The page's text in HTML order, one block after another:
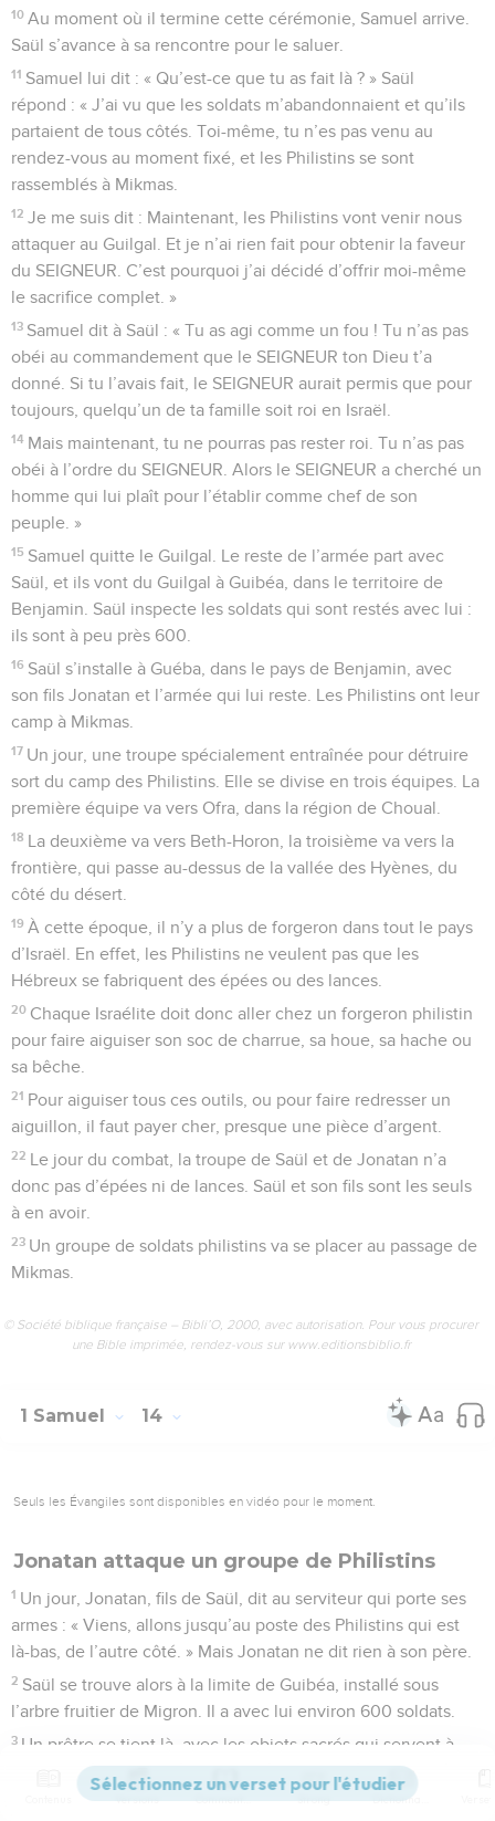
10 Au moment où il termine cette cérémonie, Samuel arrive.
Saül s’avance à sa rencontre pour le saluer.
11 Samuel lui dit : « Qu’est-ce que tu as fait là ? » Saül
répond : « J’ai vu que les soldats m’abandonnaient et qu’ils
partaient de tous côtés. Toi-même, tu n’es pas venu au
rendez-vous au moment fixé, et les Philistins se sont
rassemblés à Mikmas.
12 Je me suis dit : Maintenant, les Philistins vont venir nous
attaquer au Guilgal. Et je n’ai rien fait pour obtenir la faveur
du SEIGNEUR. C’est pourquoi j’ai décidé d’offrir moi-même
le sacrifice complet. »
13 Samuel dit à Saül : « Tu as agi comme un fou ! Tu n’as pas
obéi au commandement que le SEIGNEUR ton Dieu t’a
donné. Si tu l’avais fait, le SEIGNEUR aurait permis que pour
toujours, quelqu’un de ta famille soit roi en Israël.
14 Mais maintenant, tu ne pourras pas rester roi. Tu n’as pas
obéi à l’ordre du SEIGNEUR. Alors le SEIGNEUR a cherché un
homme qui lui plaît pour l’établir comme chef de son
peuple. »
15 Samuel quitte le Guilgal. Le reste de l’armée part avec
Saül, et ils vont du Guilgal à Guibéa, dans le territoire de
Benjamin. Saül inspecte les soldats qui sont restés avec lui :
ils sont à peu près 600.
16 Saül s’installe à Guéba, dans le pays de Benjamin, avec
son fils Jonatan et l’armée qui lui reste. Les Philistins ont leur
camp à Mikmas.
17 Un jour, une troupe spécialement entraînée pour détruire
sort du camp des Philistins. Elle se divise en trois équipes. La
première équipe va vers Ofra, dans la région de Choual.
18 La deuxième va vers Beth-Horon, la troisième va vers la
frontière, qui passe au-dessus de la vallée des Hyènes, du
côté du désert.
19 À cette époque, il n’y a plus de forgeron dans tout le pays
d’Israël. En effet, les Philistins ne veulent pas que les
Hébreux se fabriquent des épées ou des lances.
20 Chaque Israélite doit donc aller chez un forgeron philistin
pour faire aiguiser son soc de charrue, sa houe, sa hache ou
sa bêche.
21 Pour aiguiser tous ces outils, ou pour faire redresser un
aiguillon, il faut payer cher, presque une pièce d’argent.
22 Le jour du combat, la troupe de Saül et de Jonatan n’a
donc pas d’épées ni de lances. Saül et son fils sont les seuls
à en avoir.
23 Un groupe de soldats philistins va se placer au passage de
Mikmas.
© Société biblique française – Bibli’O, 2000, avec autorisation. Pour vous procurer
une Bible imprimée, rendez-vous sur www.editionsbiblio.fr
1 Samuel 14
Seuls les Évangiles sont disponibles en vidéo pour le moment.
Jonatan attaque un groupe de Philistins
1 Un jour, Jonatan, fils de Saül, dit au serviteur qui porte ses
armes : « Viens, allons jusqu’au poste des Philistins qui est
là-bas, de l’autre côté. » Mais Jonatan ne dit rien à son père.
2 Saül se trouve alors à la limite de Guibéa, installé sous
l’arbre fruitier de Migron. Il a avec lui environ 600 soldats.
3 Un prêtre se tient là, avec les objets sacrés qui servent à
consulter Dieu. C’est Ahia, fils d’Ahitoub et neveu d’Ikabod.
Ikabod est fils de Pinhas et petit-fils d’Héli, qui était prêtre du
Versions Commentaires Strong